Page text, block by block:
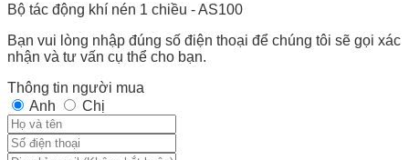
Bộ tác động khí nén 1 chiều - AS100
Bạn vui lòng nhập đúng số điện thoại để chúng tôi sẽ gọi xác
nhận và tư vấn cụ thể cho bạn.
Thông tin người mua
Anh
Chị